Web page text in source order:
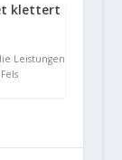
klettert
Leistungen